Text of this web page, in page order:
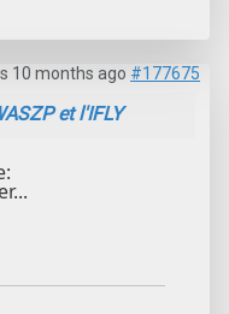
10 months ago #177675
et l'IFLY